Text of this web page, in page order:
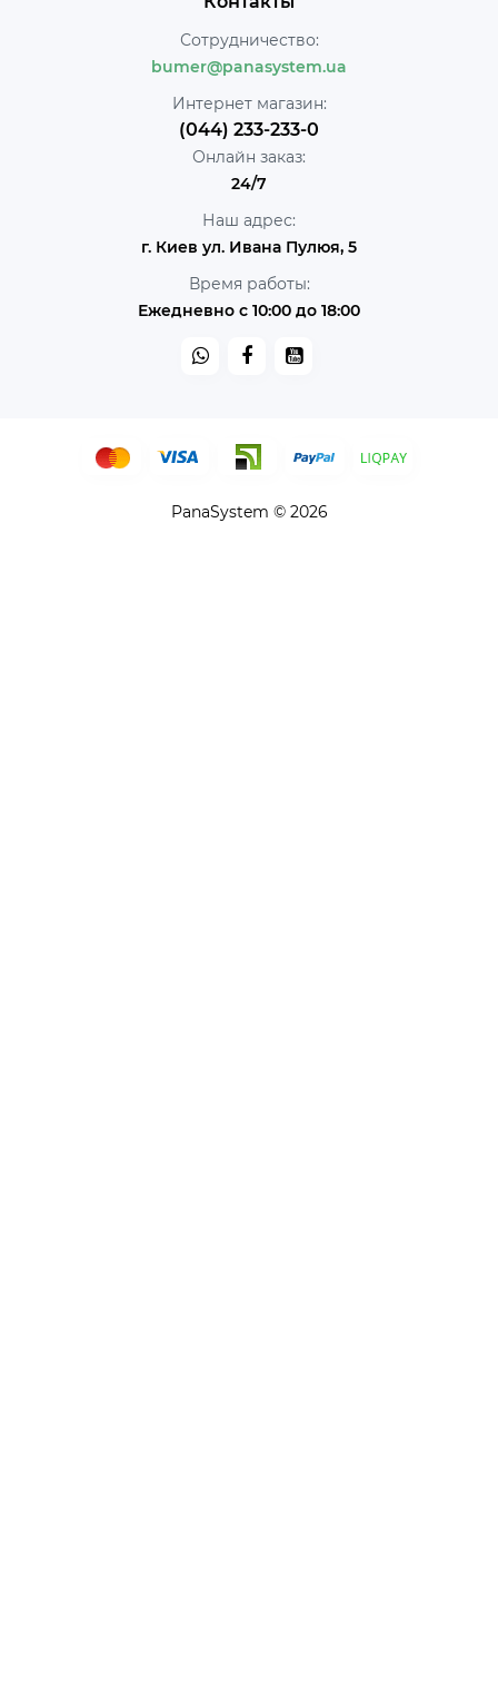
Сотрудничество:
bumer@panasystem.ua
Интернет магазин:
(044) 233-233-0
Онлайн заказ:
24/7
Наш адрес:
г. Киев ул. Ивана Пулюя, 5
Время работы:
Ежедневно с 10:00 до 18:00
PanaSystem © 2026